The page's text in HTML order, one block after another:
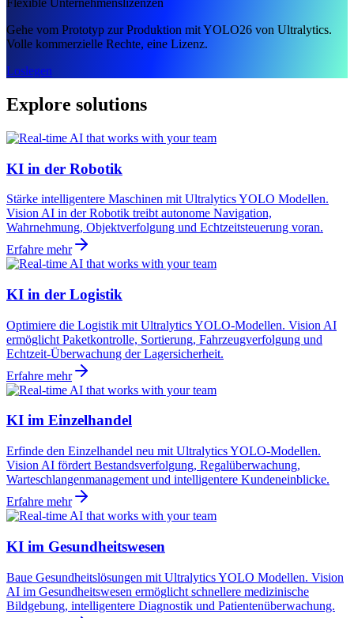
Flexible Unternehmenslizenzen
Gehe vom Prototyp zur Produktion mit YOLO26 von Ultralytics.
Volle kommerzielle Rechte, eine Lizenz.
Loslegen
Explore solutions
KI in der Robotik
Stärke intelligentere Maschinen mit Ultralytics YOLO Modellen.
Vision AI in der Robotik treibt autonome Navigation,
Wahrnehmung, Objektverfolgung und Echtzeitsteuerung voran.
Erfahre mehr
KI in der Logistik
Optimiere die Logistik mit Ultralytics YOLO-Modellen. Vision AI
ermöglicht Paketkontrolle, Sortierung, Fahrzeugverfolgung und
Echtzeit-Überwachung der Lagersicherheit.
Erfahre mehr
KI im Einzelhandel
Erfinde den Einzelhandel neu mit Ultralytics YOLO-Modellen.
Vision AI fördert Bestandsverfolgung, Regalüberwachung,
Warteschlangenmanagement und intelligentere Kundeneinblicke.
Erfahre mehr
KI im Gesundheitswesen
Baue Gesundheitslösungen mit Ultralytics YOLO Modellen. Vision
AI im Gesundheitswesen ermöglicht schnellere medizinische
Bildgebung, intelligentere Diagnostik und Patientenüberwachung.